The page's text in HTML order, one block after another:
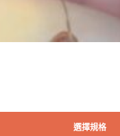
選擇規格